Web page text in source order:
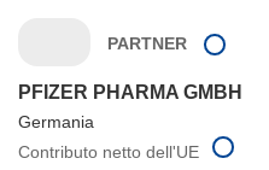
PARTNER
PFIZER PHARMA GMBH
Germania
Contributo netto dell'UE